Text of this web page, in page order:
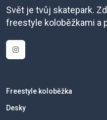
Svět je tvůj skatepark.
freestyle koloběžkami a
Freestyle koloběžka
Desky